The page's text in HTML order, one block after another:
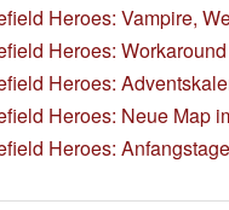
Heroes: Vampire, Werwölfe
Heroes: Workaround für
Heroes: Adventskalender
Heroes: Neue Map
Heroes: Anfangstage